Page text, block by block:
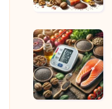
:
Les
Dangers
Cachés
d’un
Oméga-
3
et
hypertension
: